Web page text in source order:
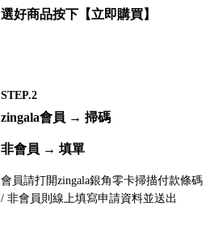
選好商品按下【立即購買】
STEP.2
zingala會員 → 掃碼
非會員 → 填單
會員請打開zingala銀角零卡掃描付款條碼
/ 非會員則線上填寫申請資料並送出